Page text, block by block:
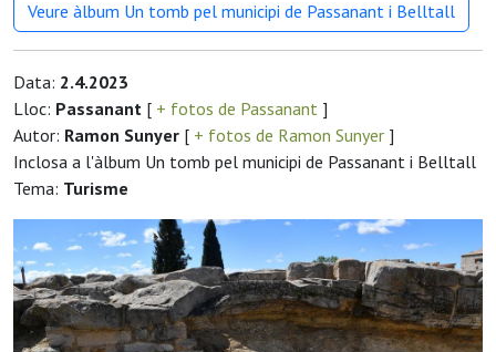
Veure àlbum Un tomb pel municipi de Passanant i Belltall
Data: 2.4.2023
Lloc: Passanant [ + fotos de Passanant ]
Autor: Ramon Sunyer [ + fotos de Ramon Sunyer ]
Inclosa a l'àlbum Un tomb pel municipi de Passanant i Belltall
Tema: Turisme